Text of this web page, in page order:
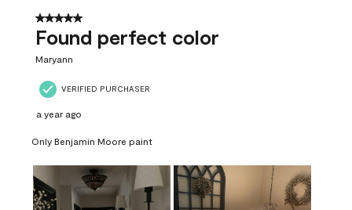
5 out of 5 stars.
Found perfect color
Maryann
VERIFIED PURCHASER
a year ago
Only Benjamin Moore paint